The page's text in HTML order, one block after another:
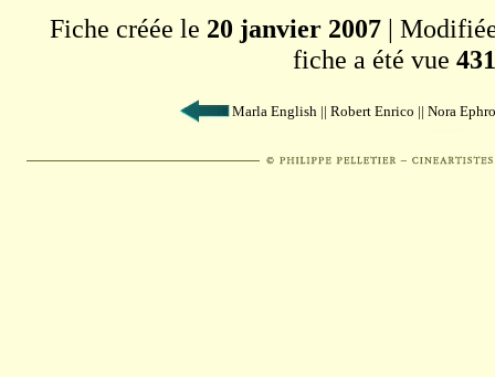
Fiche créée le 20 janvier 2007 |
fiche a été vue
Marla English || Robert Enrico || Nora